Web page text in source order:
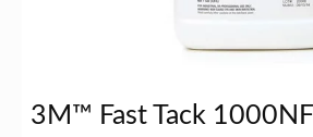
3M™ Fast Tack 1000NF